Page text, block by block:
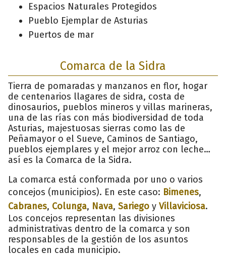
Espacios Naturales Protegidos
Pueblo Ejemplar de Asturias
Puertos de mar
Comarca de la Sidra
Tierra de pomaradas y manzanos en flor, hogar
de centenarios llagares de sidra, costa de
dinosaurios, pueblos mineros y villas marineras,
una de las rías con más biodiversidad de toda
Asturias, majestuosas sierras como las de
Peñamayor o el Sueve, Caminos de Santiago,
pueblos ejemplares y el mejor arroz con leche…
así es la Comarca de la Sidra.
La comarca está conformada por uno o varios
concejos (municipios). En este caso: Bimenes,
Cabranes, Colunga, Nava, Sariego y Villaviciosa.
Los concejos representan las divisiones
administrativas dentro de la comarca y son
responsables de la gestión de los asuntos
locales en cada municipio.